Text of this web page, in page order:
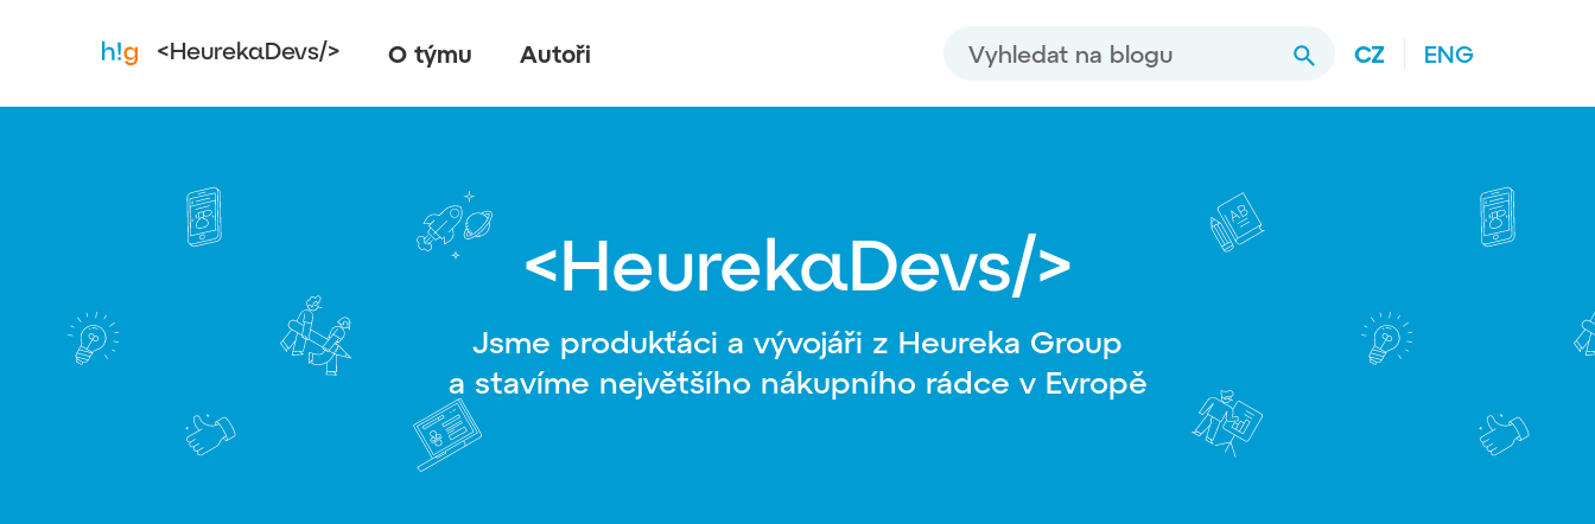
<HeurekaDevs/> O týmu Autoři
Vyhledat na blogu
CZ ENG
<HeurekaDevs/>
Jsme produkťáci a vývojáři z Heureka Group
a stavíme největšího nákupního rádce v Evropě